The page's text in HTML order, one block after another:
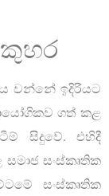
වන්නේ ඉදිරියට
ගත් කළ
සිදුවේ. එහිදී
සංස්කෘතික
සංස්කෘතික